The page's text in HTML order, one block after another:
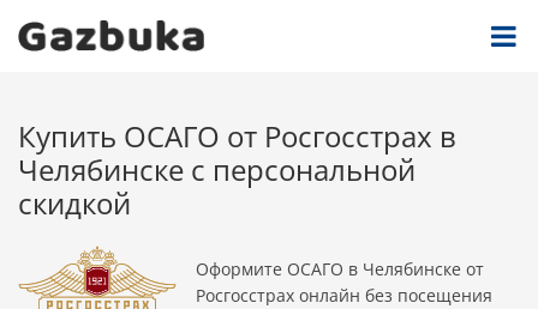
Купить ОСАГО от Росгосстрах в
Челябинске с персональной
скидкой
Оформите ОСАГО в Челябинске от
Росгосстрах онлайн без посещения